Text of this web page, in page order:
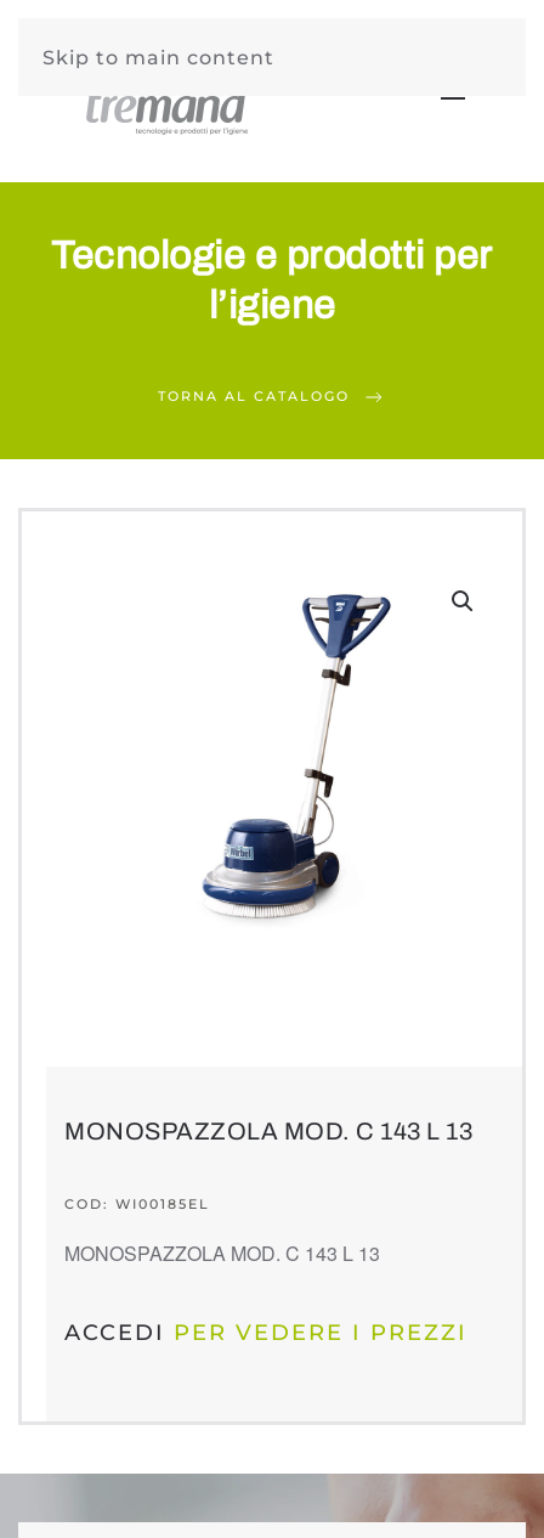
Skip to main content
Tecnologie e prodotti per
l’igiene
TORNA AL CATALOGO
MONOSPAZZOLA MOD. C 143 L 13
COD: WI00185EL
MONOSPAZZOLA MOD. C 143 L 13
ACCEDI PER VEDERE I PREZZI